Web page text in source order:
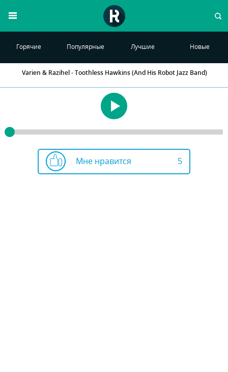
Горячие Популярные Лучшие Новые
Varien & Razihel - Toothless Hawkins (And His Robot Jazz Band)
Мне нравится 5